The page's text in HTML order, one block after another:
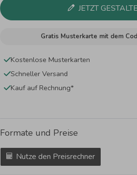
JETZT
Gratis Musterkarte mit dem
Kostenlose Musterkarten
Schneller Versand
Kauf auf Rechnung*
Formate und Preise
Nutze den Preisrechner